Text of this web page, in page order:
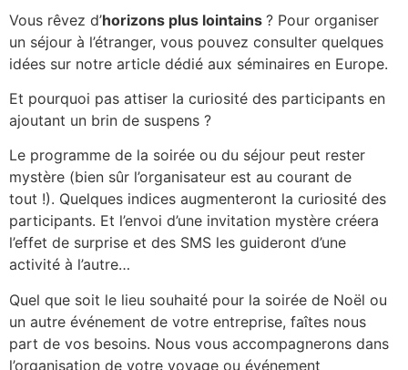
Vous rêvez d’horizons plus lointains ? Pour organiser
un séjour à l’étranger, vous pouvez consulter quelques
idées sur notre article dédié aux séminaires en Europe.
Et pourquoi pas attiser la curiosité des participants en
ajoutant un brin de suspens ?
Le programme de la soirée ou du séjour peut rester
mystère (bien sûr l’organisateur est au courant de
tout !). Quelques indices augmenteront la curiosité des
participants. Et l’envoi d’une invitation mystère créera
l’effet de surprise et des SMS les guideront d’une
activité à l’autre…
Quel que soit le lieu souhaité pour la soirée de Noël ou
un autre événement de votre entreprise, faîtes nous
part de vos besoins. Nous vous accompagnerons dans
l’organisation de votre voyage ou événement